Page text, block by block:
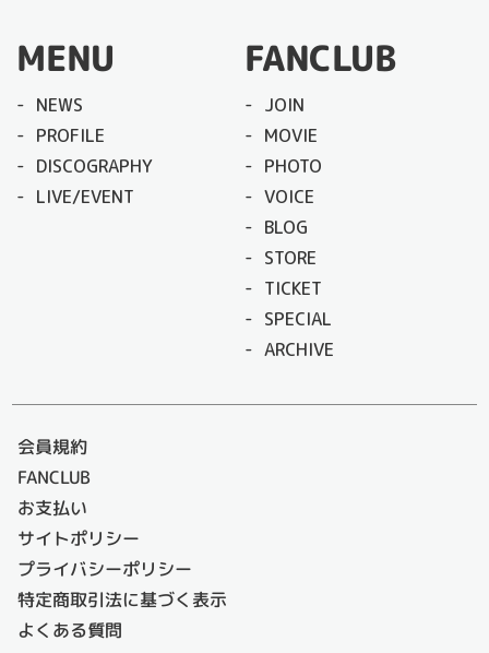
MENU
NEWS
PROFILE
DISCOGRAPHY
LIVE/EVENT
FANCLUB
JOIN
MOVIE
PHOTO
VOICE
BLOG
STORE
TICKET
SPECIAL
ARCHIVE
会員規約
FANCLUB
お支払い
サイトポリシー
プライバシーポリシー
特定商取引法に基づく表示
よくある質問